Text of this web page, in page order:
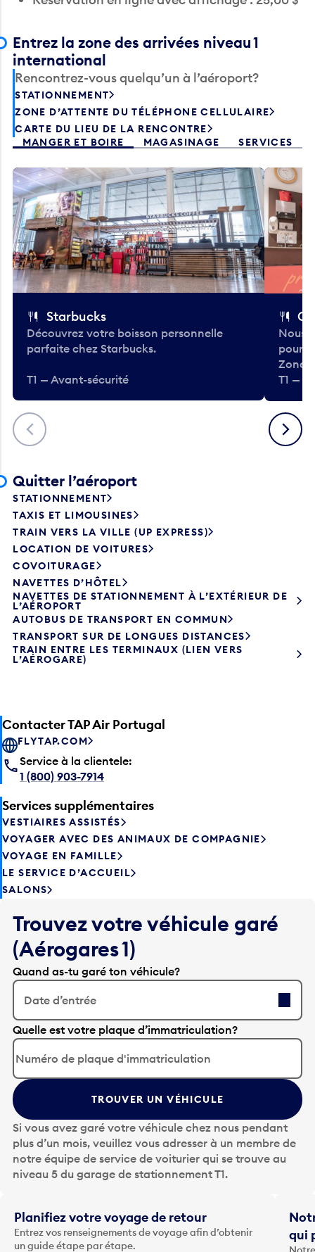
Entrez la zone des arrivées niveau 1
international
Rencontrez-vous quelqu’un à l’aéroport?
STATIONNEMENT
ZONE D’ATTENTE DU TÉLÉPHONE CELLULAIRE
CARTE DU LIEU DE LA RENCONTRE
MANGER ET BOIRE
MAGASINAGE SERVICES
Précédent
Starbucks
Découvrez votre boisson personnelle
parfaite chez Starbucks.
T1 — Avant-sécurité
Nous
pour
Zone.
T1 —
Suivant
Quitter l’aéroport
STATIONNEMENT
TAXIS ET LIMOUSINES
TRAIN VERS LA VILLE (UP EXPRESS)
LOCATION DE VOITURES
COVOITURAGE
NAVETTES D’HÔTEL
NAVETTES DE STATIONNEMENT À L’EXTÉRIEUR DE
L’AÉROPORT
AUTOBUS DE TRANSPORT EN COMMUN
TRANSPORT SUR DE LONGUES DISTANCES
TRAIN ENTRE LES TERMINAUX (LIEN VERS
L’AÉROGARE)
Contacter TAP Air Portugal
FLYTAP.COM
Service à la clientele:
1 (800) 903-7914
Services supplémentaires
VESTIAIRES ASSISTÉS
VOYAGER AVEC DES ANIMAUX DE COMPAGNIE
VOYAGE EN FAMILLE
LE SERVICE D’ACCUEIL
SALONS
Trouvez votre véhicule garé
(Aérogares 1)
Quand as-tu garé ton véhicule?
Date d’entrée
A
p
p
u
y
e
z
s
u
r
l
t
o
u
Quelle est votre plaque d’immatriculation?
TROUVER UN VÉHICULE
Si vous avez garé votre véhicule chez nous pendant
plus d’un mois, veuillez vous adresser à un membre de
notre équipe de service de voiturier qui se trouve au
niveau 5 du garage de stationnement T1.
Planifiez votre voyage de retour
Entrez vos renseignements de voyage afin d’obtenir
un guide étape par étape.
qui